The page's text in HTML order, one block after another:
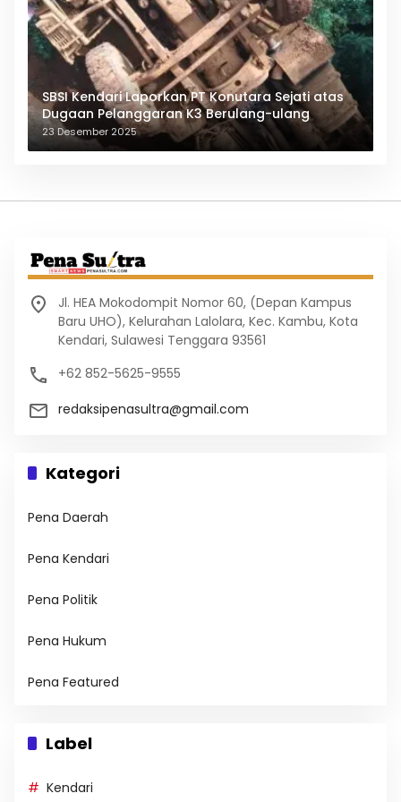
SBSI Kendari Laporkan PT Konutara Sejati atas
Dugaan Pelanggaran K3 Berulang-ulang
23 Desember 2025
Jl. HEA Mokodompit Nomor 60, (Depan Kampus
Baru UHO), Kelurahan Lalolara, Kec. Kambu, Kota
Kendari, Sulawesi Tenggara 93561
+62 852-5625-9555
redaksipenasultra@gmail.com
Kategori
Pena Daerah
Pena Kendari
Pena Politik
Pena Hukum
Pena Featured
Label
Kendari